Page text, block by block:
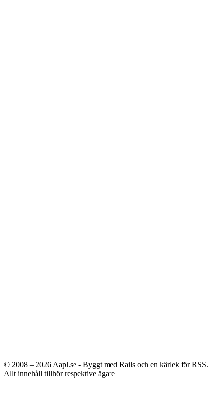
© 2008 – 2026 Aapl.se - Byggt med Rails och en kärlek för RSS.
Allt innehåll tillhör respektive ägare